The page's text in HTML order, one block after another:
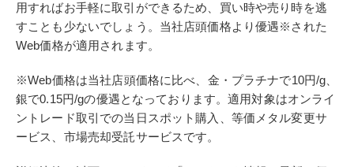
用すればお手軽に取引ができるため、買い時や売り時を逃
すことも少ないでしょう。当社店頭価格より優遇※された
Web価格が適用されます。
※Web価格は当社店頭価格に比べ、金・プラチナで10円/g、
銀で0.15円/gの優遇となっております。適用対象はオンライ
ントレード取引での当日スポット購入、等価メタル変更サ
ービス、市場売却受託サービスです。